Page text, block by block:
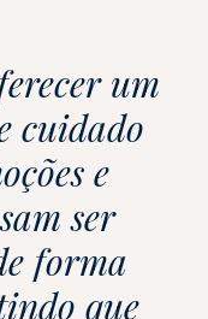
um
cuidado
e
ser
forma
que